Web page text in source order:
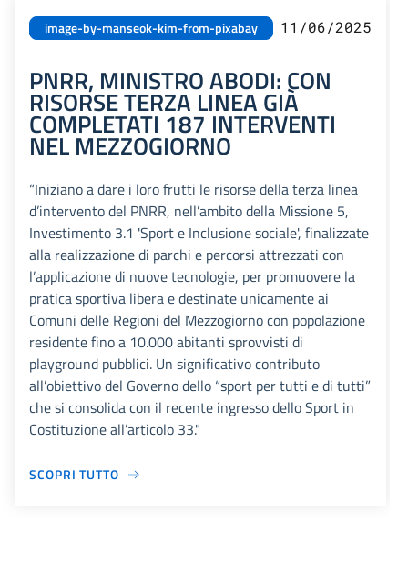
image-by-manseok-kim-from-pixabay 11/06/2025
PNRR, MINISTRO ABODI: CON
RISORSE TERZA LINEA GIÀ
COMPLETATI 187 INTERVENTI
NEL MEZZOGIORNO
“Iniziano a dare i loro frutti le risorse della terza linea
d’intervento del PNRR, nell’ambito della Missione 5,
Investimento 3.1 'Sport e Inclusione sociale', finalizzate
alla realizzazione di parchi e percorsi attrezzati con
l’applicazione di nuove tecnologie, per promuovere la
pratica sportiva libera e destinate unicamente ai
Comuni delle Regioni del Mezzogiorno con popolazione
residente fino a 10.000 abitanti sprovvisti di
playground pubblici. Un significativo contributo
all’obiettivo del Governo dello “sport per tutti e di tutti”
che si consolida con il recente ingresso dello Sport in
Costituzione all’articolo 33."
SCOPRI TUTTO